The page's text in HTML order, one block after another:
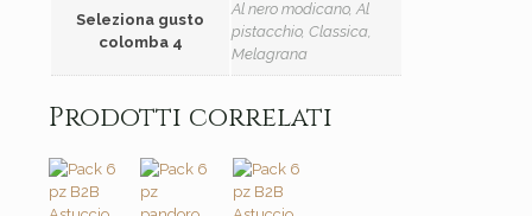
Seleziona gusto
colomba 4
Al nero modicano, Al
pistacchio, Classica,
Melagrana
Prodotti correlati